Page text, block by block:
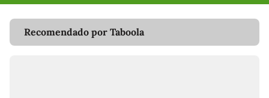
Recomendado por Taboola